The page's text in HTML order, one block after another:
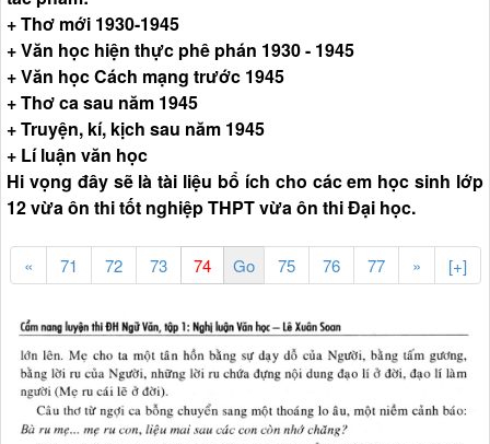
+ Thơ mới 1930-1945
+ Văn học hiện thực phê phán 1930 - 1945
+ Văn học Cách mạng trước 1945
+ Thơ ca sau năm 1945
+ Truyện, kí, kịch sau năm 1945
+ Lí luận văn học
Hi vọng đây sẽ là tài liệu bổ ích cho các em học sinh lớp
12 vừa ôn thi tốt nghiệp THPT vừa ôn thi Đại học.
« 71 72 73 75 76 77 » [+]